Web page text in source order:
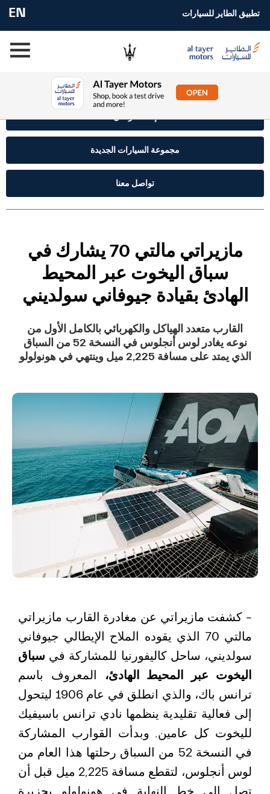
EN تطبيق الطاير للسيارات
إستفسر الآن
مجموعة السيارات الجديدة
تواصل معنا
مازيراتي مالتي 70 يشارك في
سباق اليخوت عبر المحيط
الهادئ بقيادة جيوفاني سولديني
القارب متعدد الهياكل والكهربائي بالكامل الأول من
نوعه يغادر لوس أنجلوس في النسخة 52 من السباق
الذي يمتد على مسافة 2,225 ميل وينتهي في هونولولو
– كشفت مازيراتي عن مغادرة القارب مازيراتي
مالتي 70 الذي يقوده الملاح الإيطالي جيوفاني
سولديني، ساحل كاليفورنيا للمشاركة في سباق
اليخوت عبر المحيط الهادئ،
المعروف باسم
ترانس باك، والذي انطلق في عام 1906 ليتحول
إلى فعالية تقليدية ينظمها نادي ترانس باسيفيك
لليخوت كل عامين. وبدأت القوارب المشاركة
في النسخة 52 من السباق رحلتها هذا العام من
لوس أنجلوس، لتقطع مسافة 2,225 ميل قبل أن
تصل إلى خط النهاية في هونولولو بجزيرة